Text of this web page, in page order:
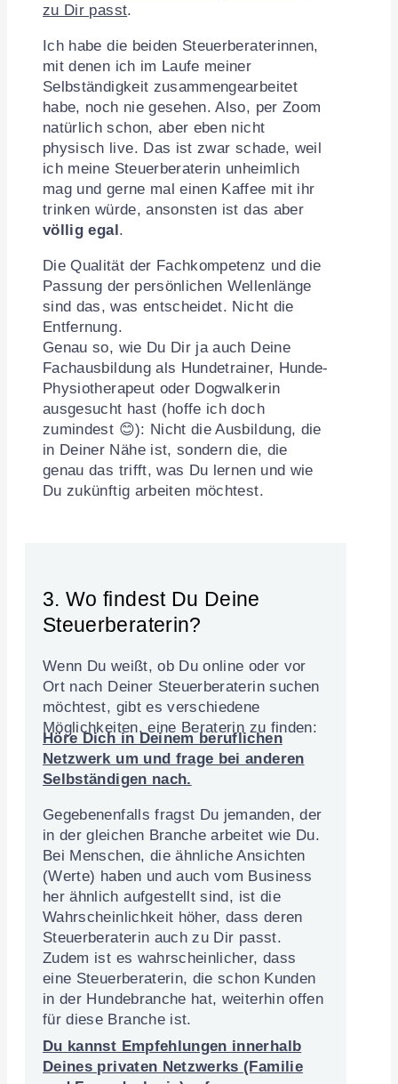
zu Dir passt.
Ich habe die beiden Steuerberaterinnen,
mit denen ich im Laufe meiner
Selbständigkeit zusammengearbeitet
habe, noch nie gesehen. Also, per Zoom
natürlich schon, aber eben nicht
physisch live. Das ist zwar schade, weil
ich meine Steuerberaterin unheimlich
mag und gerne mal einen Kaffee mit ihr
trinken würde, ansonsten ist das aber
völlig egal .
Die Qualität der Fachkompetenz und die
Passung der persönlichen Wellenlänge
sind das, was entscheidet. Nicht die
Entfernung.
Genau so, wie Du Dir ja auch Deine
Fachausbildung als Hundetrainer, Hunde-
Physiotherapeut oder Dogwalkerin
ausgesucht hast (hoffe ich doch
zumindest 😊): Nicht die Ausbildung, die
in Deiner Nähe ist, sondern die, die
genau das trifft, was Du lernen und wie
Du zukünftig arbeiten möchtest.
3. Wo findest Du Deine
Steuerberaterin?
Wenn Du weißt, ob Du online oder vor
Ort nach Deiner Steuerberaterin suchen
möchtest, gibt es verschiedene
Möglichkeiten, eine Beraterin zu finden:
Höre Dich in Deinem beruflichen
Netzwerk um und frage bei anderen
Selbständigen nach.
Gegebenenfalls fragst Du jemanden, der
in der gleichen Branche arbeitet wie Du.
Bei Menschen, die ähnliche Ansichten
(Werte) haben und auch vom Business
her ähnlich aufgestellt sind, ist die
Wahrscheinlichkeit höher, dass deren
Steuerberaterin auch zu Dir passt.
Zudem ist es wahrscheinlicher, dass
eine Steuerberaterin, die schon Kunden
in der Hundebranche hat, weiterhin offen
für diese Branche ist.
Du kannst Empfehlungen innerhalb
Deines privaten Netzwerks (Familie